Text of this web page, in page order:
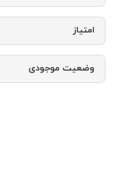
امتیاز
وضعیت موجودی